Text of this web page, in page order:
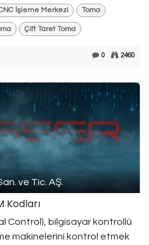
İşleme Merkezi Torna
Çift Taret Torna
0 2460
ve Tic. AŞ.
Kodları
Control), bilgisayar kontrollü
makinelerini kontrol etmek